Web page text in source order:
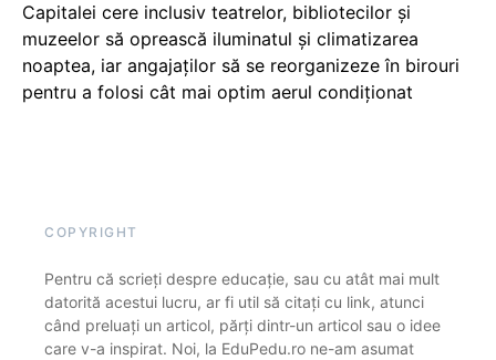
Capitalei cere inclusiv teatrelor, bibliotecilor și
muzeelor să oprească iluminatul și climatizarea
noaptea, iar angajaților să se reorganizeze în birouri
pentru a folosi cât mai optim aerul condiționat
COPYRIGHT
Pentru că scrieți despre educație, sau cu atât mai mult
datorită acestui lucru, ar fi util să citați cu link, atunci
când preluați un articol, părți dintr-un articol sau o idee
care v-a inspirat. Noi, la EduPedu.ro ne-am asumat